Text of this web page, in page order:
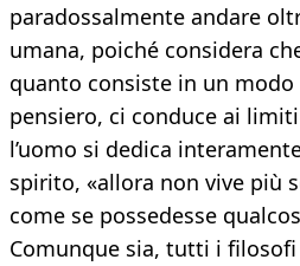
paradossalmente andare
umana, poiché considera
quanto consiste in un
pensiero, ci conduce ai
l’uomo si dedica
spirito, «allora non vive più
come se possedesse
Comunque sia, tutti i